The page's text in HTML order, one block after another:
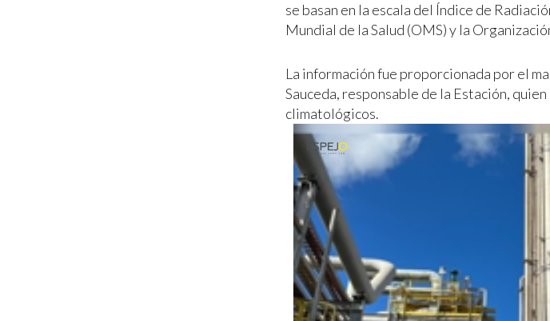
se basan en la escala del Índice de
Mundial de la Salud (OMS) y la
La información fue proporcionada por el
Sauceda, responsable de la Estación,
climatológicos.